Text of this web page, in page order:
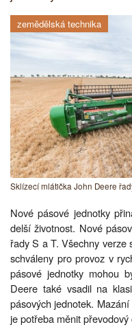
zemědělská technika
Sklízecí mlátička John Deere
Nové pásové jednotky
delší životnost. Nové
řady S a T. Všechny verze
schváleny pro provoz v
pásové jednotky mohou
Deere také vsadil na
pásových jednotek.
je potřeba měnit převodový